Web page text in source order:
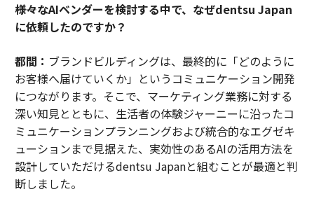
――様々なAIベンダーを検討する中で、なぜdentsu Japan
に依頼したのですか？
都間： ブランドビルディングは、最終的に「どのように
お客様へ届けていくか」というコミュニケーション開発
につながります。そこで、マーケティング業務に対する
深い知見とともに、生活者の体験ジャーニーに沿ったコ
ミュニケーションプランニングおよび統合的なエグゼキ
ューションまで見据えた、実効性のあるAIの活用方法を
設計していただけるdentsu Japanと組むことが最適と判
断しました。